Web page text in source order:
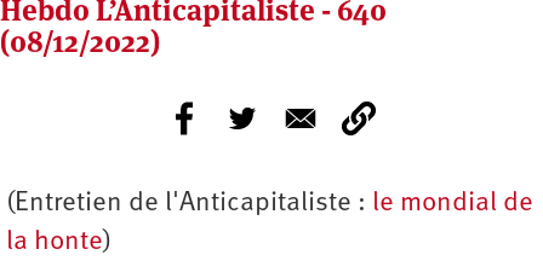
Hebdo L’Anticapitaliste - 640
(08/12/2022)
(Entretien de l'Anticapitaliste : le mondial de
la honte)